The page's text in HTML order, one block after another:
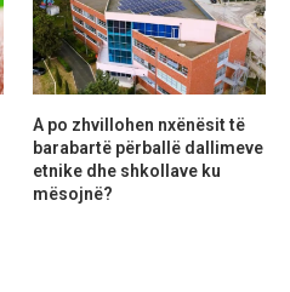
A po zhvillohen nxënësit të
barabartë përballë dallimeve
etnike dhe shkollave ku
mësojnë?